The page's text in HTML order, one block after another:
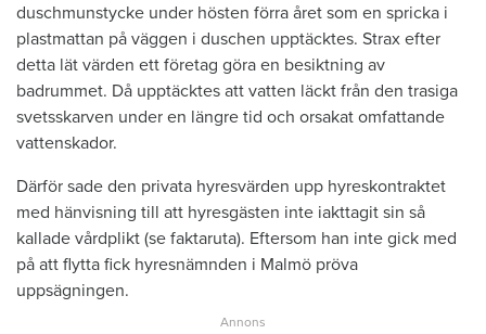
duschmunstycke under hösten förra året som en spricka i
plastmattan på väggen i duschen upptäcktes. Strax efter
detta lät värden ett företag göra en besiktning av
badrummet. Då upptäcktes att vatten läckt från den trasiga
svetsskarven under en längre tid och orsakat omfattande
vattenskador.
Därför sade den privata hyresvärden upp hyreskontraktet
med hänvisning till att hyresgästen inte iakttagit sin så
kallade vårdplikt (se faktaruta). Eftersom han inte gick med
på att flytta fick hyresnämnden i Malmö pröva
uppsägningen.